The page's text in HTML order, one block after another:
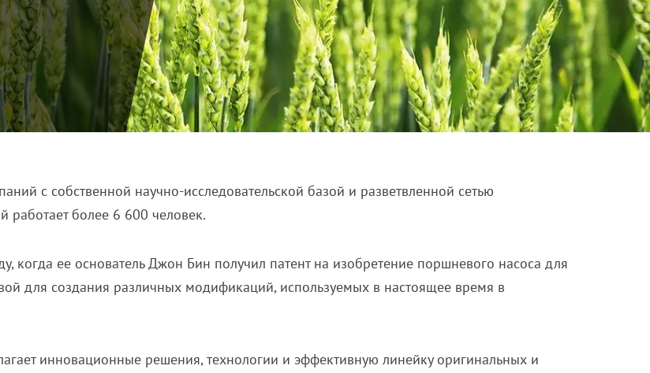
с собственной научно-исследовательской базой и разветвленной сетью
работает более 6 600 человек.
когда ее основатель Джон Бин получил патент на изобретение поршневого насоса для
для создания различных модификаций, используемых в настоящее время в
инновационные решения, технологии и эффективную линейку оригинальных и